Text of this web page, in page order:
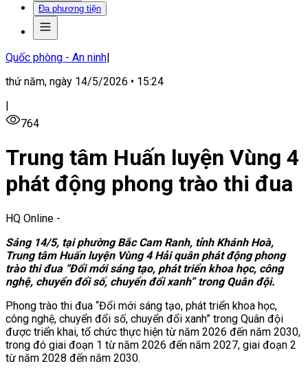
Đa phương tiện
Quốc phòng - An ninh|
thứ năm, ngày 14/5/2026 • 15:24
|
764
Trung tâm Huấn luyện Vùng 4
phát động phong trào thi đua
HQ Online -
Sáng 14/5, tại phường Bắc Cam Ranh, tỉnh Khánh Hoà,
Trung tâm Huấn luyện Vùng 4 Hải quân phát động phong
trào thi đua “Đổi mới sáng tạo, phát triển khoa học, công
nghệ, chuyển đổi số, chuyển đổi xanh” trong Quân đội.
Phong trào thi đua “Đổi mới sáng tạo, phát triển khoa học,
công nghệ, chuyển đổi số, chuyển đổi xanh” trong Quân đội
được triển khai, tổ chức thực hiện từ năm 2026 đến năm 2030,
trong đó giai đoạn 1 từ năm 2026 đến năm 2027, giai đoạn 2
từ năm 2028 đến năm 2030.